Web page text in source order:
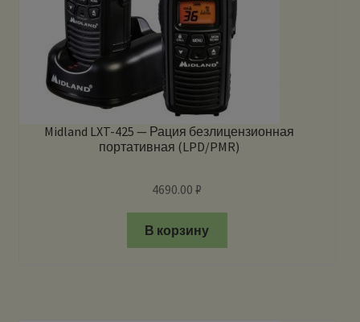
Midland LXT-425 — Рация безлицензионная
портативная (LPD/PMR)
4690.00₽
В корзину